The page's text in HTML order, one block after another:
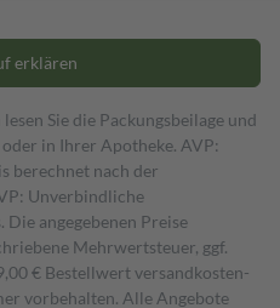
erklären
Sie die Packungsbeilage und
in Ihrer Apotheke. AVP:
berechnet nach der
Unverbindliche
angegebenen Preise
Mehrwertsteuer, ggf.
€ Bestell­wert versand­kosten­
vorbehalten. Alle Angebote